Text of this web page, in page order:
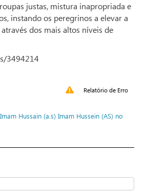
justas, mistura inapropriada e
instando os peregrinos a elevar a
dos mais altos níveis de
3494214
Relatório de Erro
Imam Hussain (a.s) Imam Hussein (AS) no